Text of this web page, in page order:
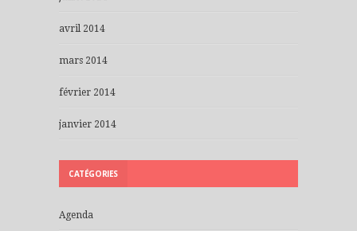
avril 2014
mars 2014
février 2014
janvier 2014
CATÉGORIES
Agenda